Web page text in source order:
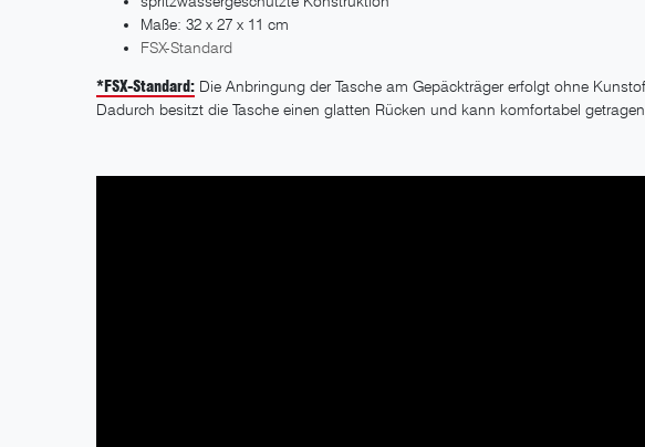
Maße: 32 x 27 x 11 cm
FSX-Standard
*FSX-Standard: Die Anbringung der Tasche am Gepäckträger erfolgt ohne
Dadurch besitzt die Tasche einen glatten Rücken und kann komfortabel getragen